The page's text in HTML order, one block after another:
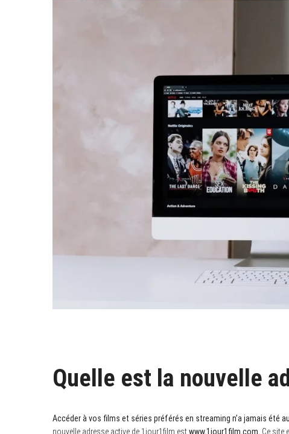
Quelle est la nouvelle
Accéder à vos films et séries préférés en streaming n’a jamais été
nouvelle adresse active de 1jour1film estwww.1jour1film.com . Ce